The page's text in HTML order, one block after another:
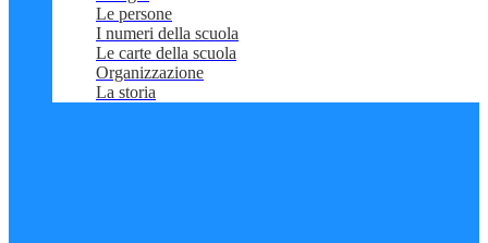
Le persone
I numeri della scuola
Le carte della scuola
Organizzazione
La storia